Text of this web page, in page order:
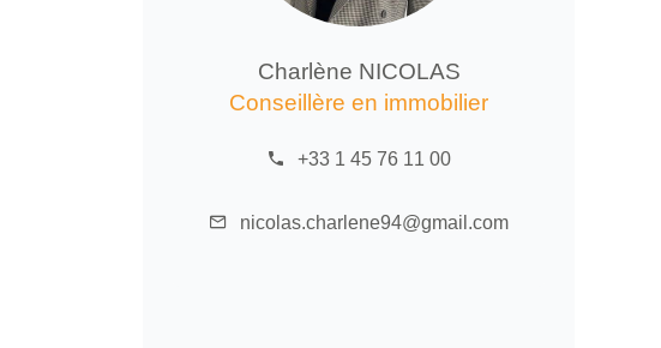
Charlène NICOLAS
Conseillère en immobilier
+33 1 45 76 11 00
nicolas.charlene94@gmail.com